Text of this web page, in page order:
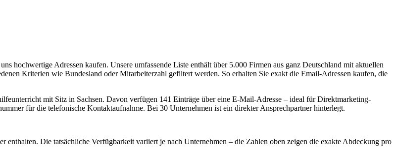
hochwertige Adressen kaufen. Unsere umfassende Liste enthält über 5.000 Firmen aus ganz Deutschland mit aktuellen
Kriterien wie Bundesland oder Mitarbeiterzahl gefiltert werden. So erhalten Sie exakt die Email-Adressen kaufen, die
mit Sitz in Sachsen. Davon verfügen 141 Einträge über eine E-Mail-Adresse – ideal für Direktmarketing-
für die telefonische Kontaktaufnahme. Bei 30 Unternehmen ist ein direkter Ansprechpartner hinterlegt.
enthalten. Die tatsächliche Verfügbarkeit variiert je nach Unternehmen – die Zahlen oben zeigen die exakte Abdeckung pro